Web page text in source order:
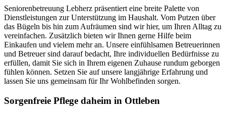
Seniorenbetreuung Lebherz präsentiert eine breite Palette von
Dienstleistungen zur Unterstützung im Haushalt. Vom Putzen über
das Bügeln bis hin zum Aufräumen sind wir hier, um Ihren Alltag zu
vereinfachen. Zusätzlich bieten wir Ihnen gerne Hilfe beim
Einkaufen und vielem mehr an. Unsere einfühlsamen Betreuerinnen
und Betreuer sind darauf bedacht, Ihre individuellen Bedürfnisse zu
erfüllen, damit Sie sich in Ihrem eigenen Zuhause rundum geborgen
fühlen können. Setzen Sie auf unsere langjährige Erfahrung und
lassen Sie uns gemeinsam für Ihr Wohlbefinden sorgen.
Sorgenfreie Pflege daheim in Ottleben